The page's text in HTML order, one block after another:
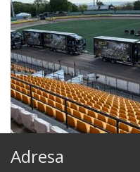
Adresa